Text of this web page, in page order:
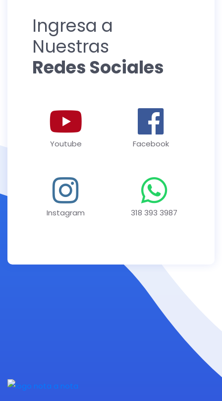
Ingresa a
Nuestras
Redes Sociales
Youtube Facebook
Instagram 318 393 3987